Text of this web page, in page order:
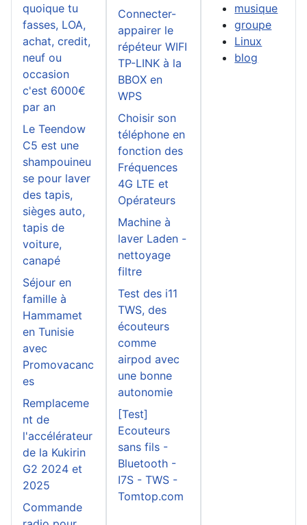
quoique tu
fasses, LOA,
achat, credit,
neuf ou
occasion
c'est 6000€
par an
Le Teendow
C5 est une
shampouineu
se pour laver
des tapis,
sièges auto,
tapis de
voiture,
canapé
Séjour en
famille à
Hammamet
en Tunisie
avec
Promovacanc
es
Remplaceme
nt de
l'accélérateur
de la Kukirin
G2 2024 et
2025
Commande
Connecter-
appairer le
répéteur WIFI
TP-LINK à la
BBOX en
WPS
Choisir son
téléphone en
fonction des
Fréquences
4G LTE et
Opérateurs
Machine à
laver Laden -
nettoyage
filtre
Test des i11
TWS, des
écouteurs
comme
airpod avec
une bonne
autonomie
[Test]
Ecouteurs
sans fils -
Bluetooth -
I7S - TWS -
Tomtop.com
musique
groupe
Linux
blog